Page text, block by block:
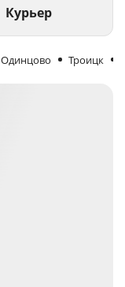
Курьер
Одинцово Троицк